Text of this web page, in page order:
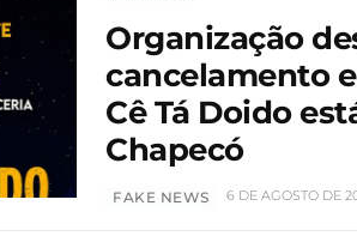
Organização
cancelamento
Cê Tá Doido
Chapecó
FAKE NEWS 6 DE AGOSTO DE